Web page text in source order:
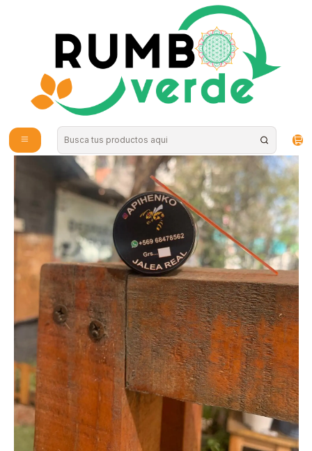
Envío gratis por compras sobre los 59.990 en la provincia de Santiago
Detox y Depuración